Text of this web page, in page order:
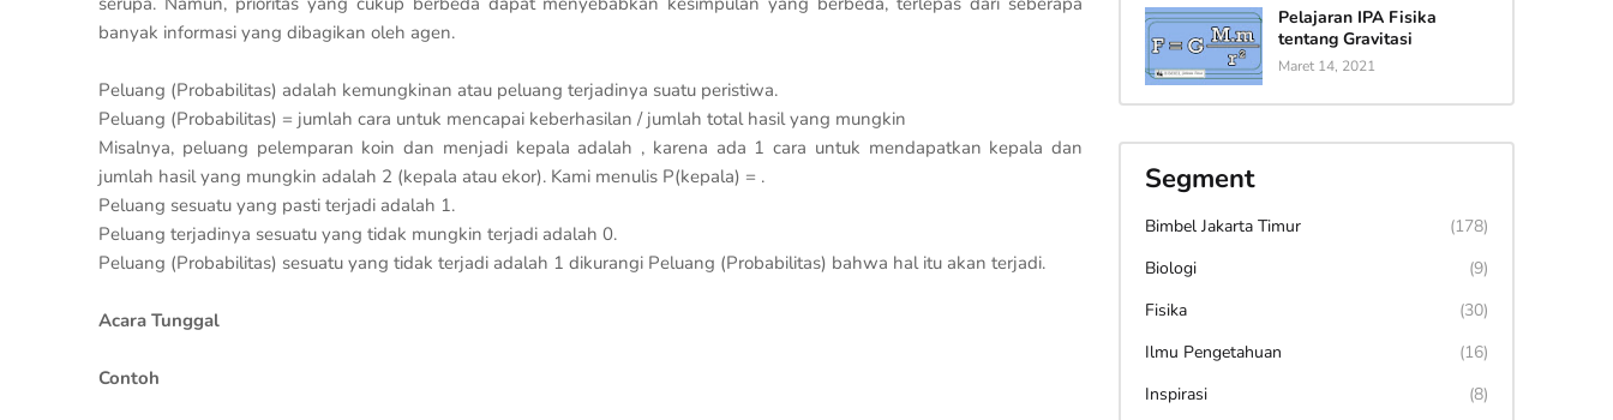
banyak informasi yang dibagikan oleh agen.
Peluang (Probabilitas) adalah kemungkinan atau peluang terjadinya suatu peristiwa.
Peluang (Probabilitas) = jumlah cara untuk mencapai keberhasilan / jumlah total hasil yang mungkin
Misalnya, peluang pelemparan koin dan menjadi kepala adalah , karena ada 1 cara untuk mendapatkan kepala dan
jumlah hasil yang mungkin adalah 2 (kepala atau ekor). Kami menulis P(kepala) = .
Peluang sesuatu yang pasti terjadi adalah 1.
Peluang terjadinya sesuatu yang tidak mungkin terjadi adalah 0.
Peluang (Probabilitas) sesuatu yang tidak terjadi adalah 1 dikurangi Peluang (Probabilitas) bahwa hal itu akan terjadi.
Acara Tunggal
Contoh
Pelajaran IPA Fisika
tentang Gravitasi
Maret 14, 2021
Segment
Bimbel Jakarta Timur
(178)
Biologi
(9)
Fisika
(30)
Ilmu Pengetahuan
(16)
Inspirasi
(8)